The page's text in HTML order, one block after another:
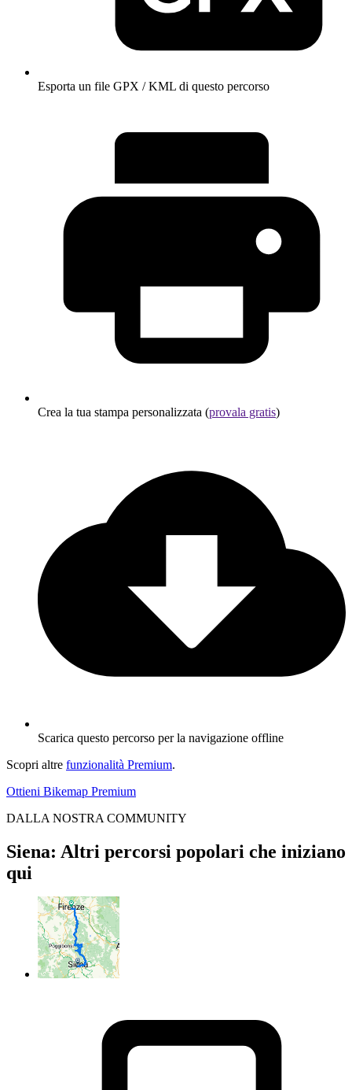
Esporta un file GPX / KML di questo percorso
Crea la tua stampa personalizzata (provala gratis)
Scarica questo percorso per la navigazione offline
Scopri altre funzionalità Premium.
Ottieni Bikemap Premium
DALLA NOSTRA COMMUNITY
Siena: Altri percorsi popolari che iniziano
qui